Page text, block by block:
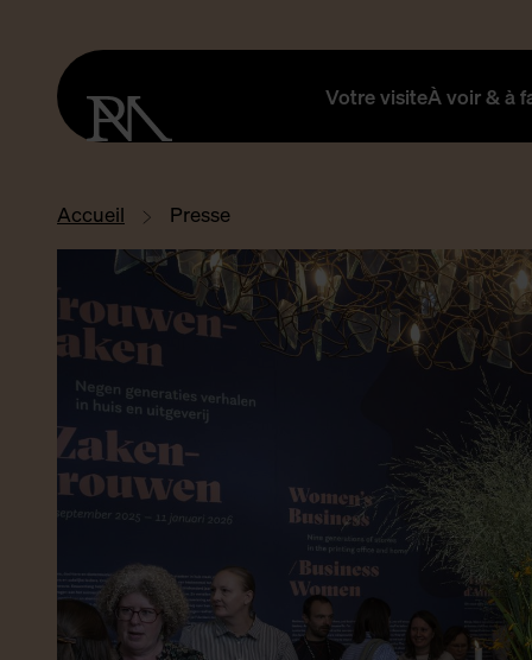
Votre visiteÀ voir & à
Accueil Presse